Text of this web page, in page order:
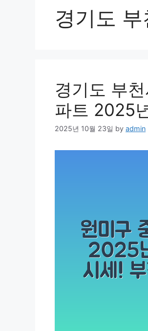
경기도
경기도 부
파트 2025
2025년 10월 23일 by admin